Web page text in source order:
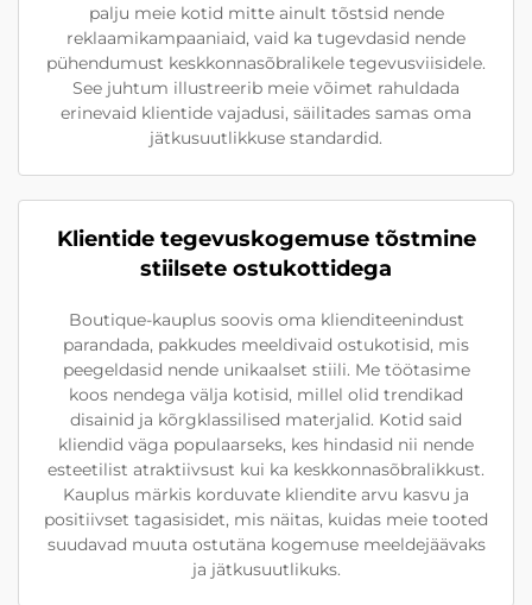
palju meie kotid mitte ainult tõstsid nende
reklaamikampaaniaid, vaid ka tugevdasid nende
pühendumust keskkonnasõbralikele tegevusviisidele.
See juhtum illustreerib meie võimet rahuldada
erinevaid klientide vajadusi, säilitades samas oma
jätkusuutlikkuse standardid.
Klientide tegevuskogemuse tõstmine
stiilsete ostukottidega
Boutique-kauplus soovis oma klienditeenindust
parandada, pakkudes meeldivaid ostukotisid, mis
peegeldasid nende unikaalset stiili. Me töötasime
koos nendega välja kotisid, millel olid trendikad
disainid ja kõrgklassilised materjalid. Kotid said
kliendid väga populaarseks, kes hindasid nii nende
esteetilist atraktiivsust kui ka keskkonnasõbralikkust.
Kauplus märkis korduvate kliendite arvu kasvu ja
positiivset tagasisidet, mis näitas, kuidas meie tooted
suudavad muuta ostutäna kogemuse meeldejäävaks
ja jätkusuutlikuks.